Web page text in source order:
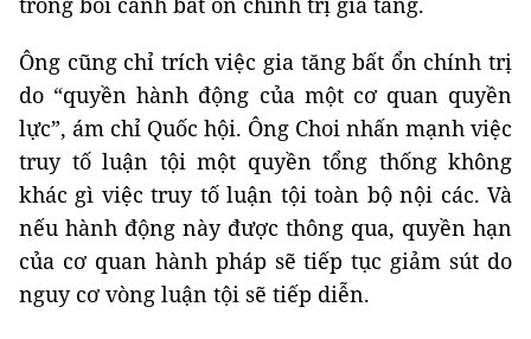
Ông cũng chỉ trích việc gia tăng bất ổn chính trị
do “quyền hành động của một cơ quan quyền
lực”, ám chỉ Quốc hội. Ông Choi nhấn mạnh việc
truy tố luận tội một quyền tổng thống không
khác gì việc truy tố luận tội toàn bộ nội các. Và
nếu hành động này được thông qua, quyền hạn
của cơ quan hành pháp sẽ tiếp tục giảm sút do
nguy cơ vòng luận tội sẽ tiếp diễn.